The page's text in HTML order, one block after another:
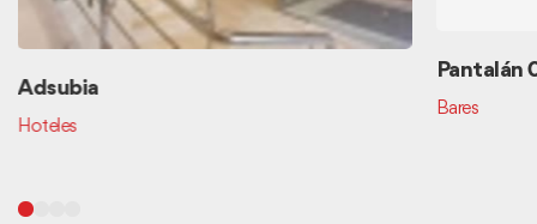
Adsubia
Hoteles
Pantalán
Bares